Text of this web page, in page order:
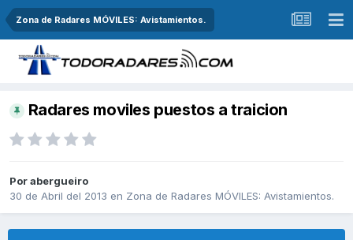
Zona de Radares MÓVILES: Avistamientos.
Radares moviles puestos a traicion
Porabergueiro
30 de Abril del 2013 en Zona de Radares MÓVILES: Avistamientos.